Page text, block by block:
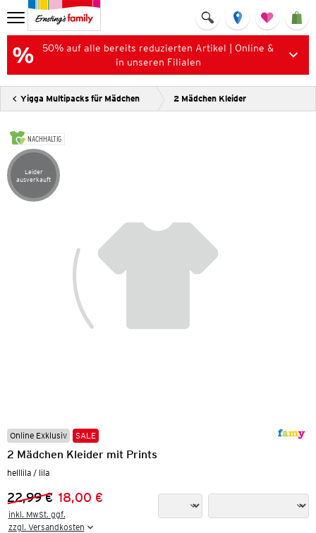
50% auf alle bereits reduzierten Artikel | Online &
in unseren Filialen
Yigga Multipacks für Mädchen 2 Mädchen Kleider
NACHHALTIG
Artikel leider ausverkauft
Leider
ausverkauft
Online Exklusiv SALE
2 Mädchen Kleider mit Prints
helllila / lila
Vorheriger Preis:
22,99 €
Neuer Preis:18,00 €
inkl. MwSt. ggf.
zzgl. Versandkosten